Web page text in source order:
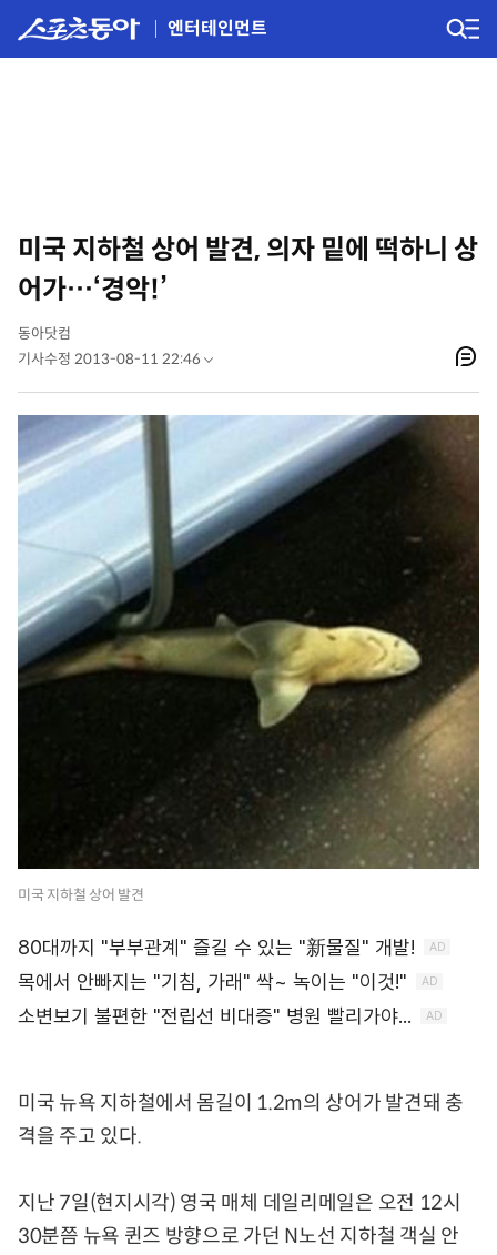
엔터테인먼트
미국 지하철 상어 발견, 의자 밑에 떡하니 상
어가…‘경악!’
동아닷컴
기사수정 2013-08-11 22:46
미국 지하철 상어 발견
미국 뉴욕 지하철에서 몸길이 1.2m의 상어가 발견돼 충
격을 주고 있다.
지난 7일(현지시각) 영국 매체 데일리메일은 오전 12시
30분쯤 뉴욕 퀸즈 방향으로 가던 N노선 지하철 객실 안